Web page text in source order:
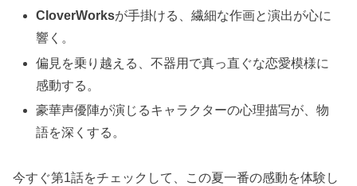
CloverWorksが手掛ける、繊細な作画と演出が心に
響く。
偏見を乗り越える、不器用で真っ直ぐな恋愛模様に
感動する。
豪華声優陣が演じるキャラクターの心理描写が、物
語を深くする。
今すぐ第1話をチェックして、この夏一番の感動を体験し